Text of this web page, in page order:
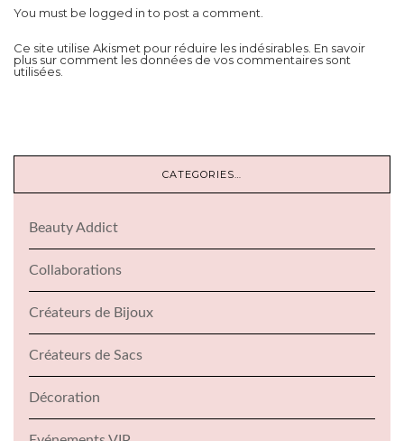
You must be logged into post a comment.
Ce site utilise Akismet pour réduire les indésirables. En savoir
plus sur comment les données de vos commentaires sont
utilisées
CATEGORIES…
Beauty Addict
Collaborations
Créateurs de Bijoux
Créateurs de Sacs
Décoration